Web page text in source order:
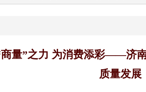
量”之力 为消费添彩——济
质量发展